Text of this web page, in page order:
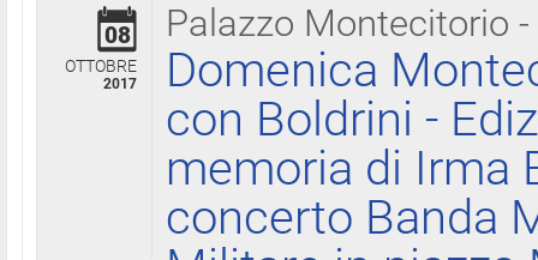
Palazzo Montecitorio
08
OTTOBRE
2017
Domenica
con Boldrini -
memoria di Irma
concerto Banda